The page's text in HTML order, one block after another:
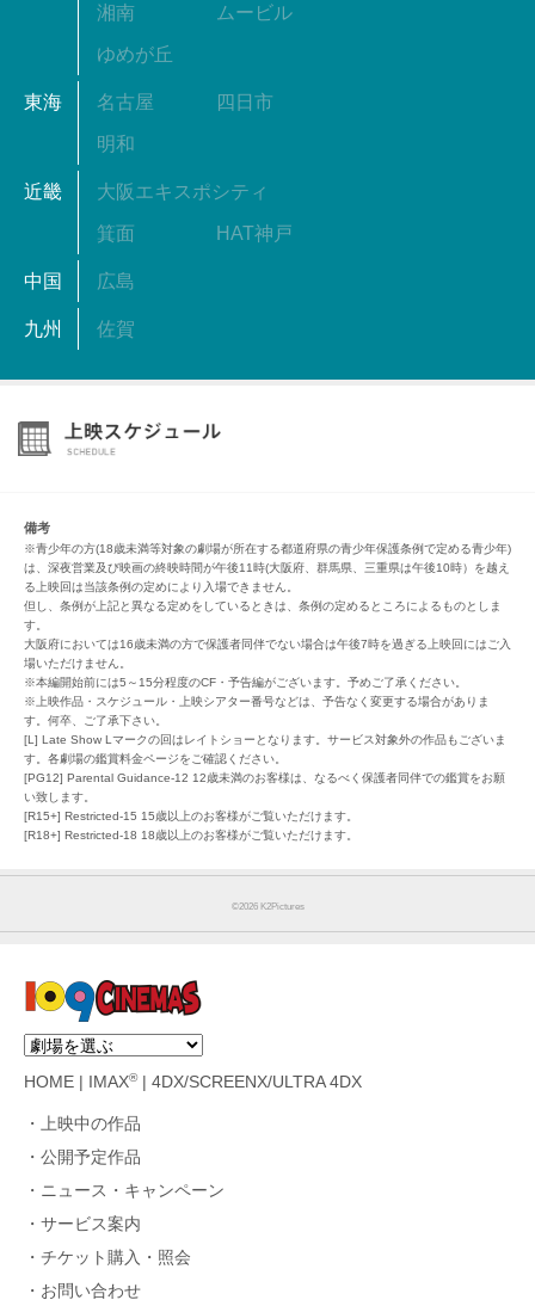
湘南 ムービル
ゆめが丘
東海 名古屋 四日市
明和
近畿 大阪エキスポシティ
箕面 HAT神戸
中国 広島
九州 佐賀
備考
※青少年の方(18歳未満等対象の劇場が所在する都道府県の青少年保護条例で定める青少年)
は、深夜営業及び映画の終映時間が午後11時(大阪府、群馬県、三重県は午後10時）を越え
る上映回は当該条例の定めにより入場できません。
但し、条例が上記と異なる定めをしているときは、条例の定めるところによるものとしま
す。
大阪府においては16歳未満の方で保護者同伴でない場合は午後7時を過ぎる上映回にはご入
場いただけません。
※本編開始前には5～15分程度のCF・予告編がございます。予めご了承ください。
※上映作品・スケジュール・上映シアター番号などは、予告なく変更する場合がありま
す。何卒、ご了承下さい。
[L] Late Show Lマークの回はレイトショーとなります。サービス対象外の作品もございま
す。各劇場の鑑賞料金ページをご確認ください。
[PG12] Parental Guidance-12 12歳未満のお客様は、なるべく保護者同伴での鑑賞をお願
い致します。
[R15+] Restricted-15 15歳以上のお客様がご覧いただけます。
[R18+] Restricted-18 18歳以上のお客様がご覧いただけます。
©︎2026 K2Pictures
HOME IMAX®| 4DX/SCREENX/ULTRA 4DX
上映中の作品
公開予定作品
ニュース・キャンペーン
サービス案内
チケット購入・照会
お問い合わせ